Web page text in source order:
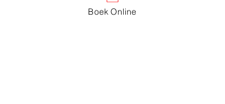
Boek Online